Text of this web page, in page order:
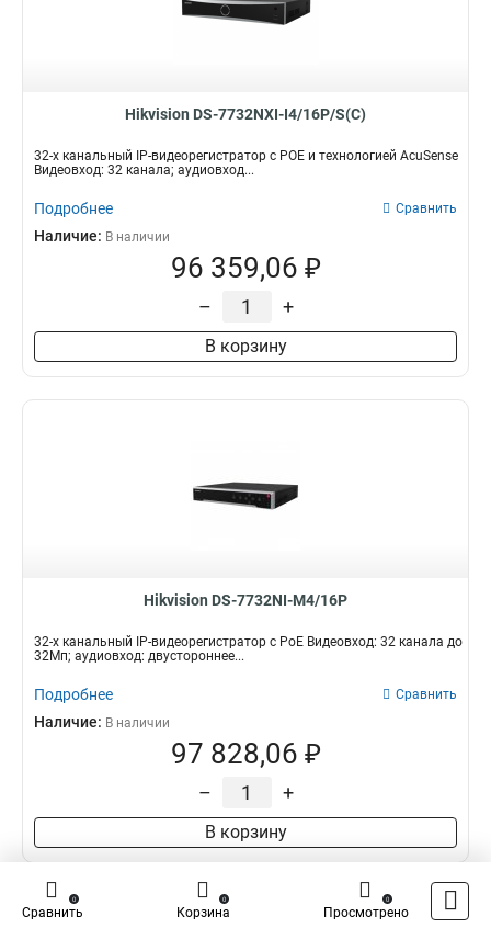
Hikvision DS-7732NXI-I4/16P/S(C)
32-х канальный IP-видеорегистратор с POE и технологией AcuSense
Видеовход: 32 канала; аудиовход...
Подробнее Сравнить
Наличие: В наличии
96 359,06 ₽
– +
В корзину
Hikvision DS-7732NI-M4/16P
32-х канальный IP-видеорегистратор c PoE Видеовход: 32 канала до
32Мп; аудиовход: двустороннее...
Подробнее Сравнить
Наличие: В наличии
97 828,06 ₽
– +
В корзину
Сравнить
0
Корзина
0
Просмотрено
0